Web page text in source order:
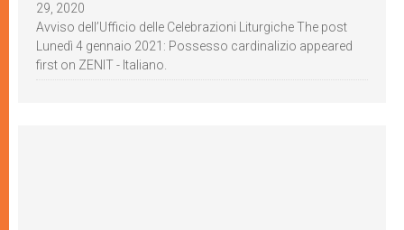
29, 2020
Avviso dell’Ufficio delle Celebrazioni Liturgiche The post
Lunedì 4 gennaio 2021: Possesso cardinalizio appeared
first on ZENIT - Italiano.